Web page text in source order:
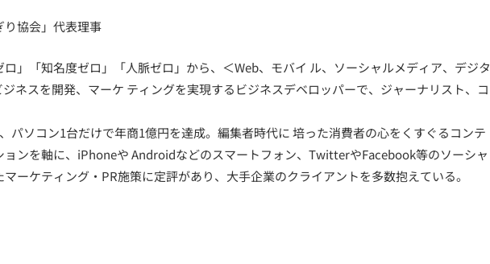
協会」代表理事
」「知名度ゼロ」「人脈ゼロ」から、＜Web、モバイ ル、ソーシャルメディア、デジタ
ネスを開発、マーケ ティングを実現するビジネスデベロッパーで、ジャーナリスト、コ
パソコン1台だけで年商1億円を達成。編集者時代に 培った消費者の心をくすぐるコンテ
ョンを軸に、iPhoneや Androidなどのスマートフォン、TwitterやFacebook等のソーシャ
ーケティング・PR施策に定評があり、大手企業のクライアントを多数抱えている。